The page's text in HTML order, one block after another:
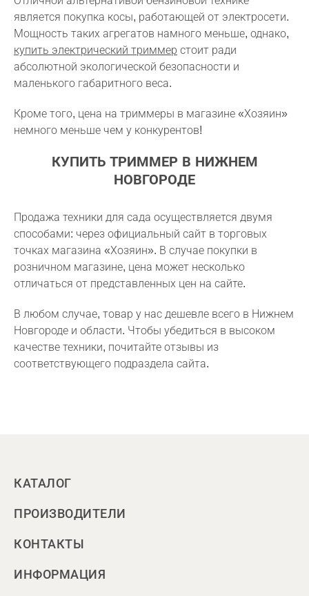
является покупка косы, работающей от электросети.
Мощность таких агрегатов намного меньше, однако,
купить электрический триммер стоит ради
абсолютной экологической безопасности и
маленького габаритного веса.
Кроме того, цена на триммеры в магазине «Хозяин»
немного меньше чем у конкурентов!
КУПИТЬ ТРИММЕР В НИЖНЕМ
НОВГОРОДЕ
Продажа техники для сада осуществляется двумя
способами: через официальный сайт в торговых
точках магазина «Хозяин». В случае покупки в
розничном магазине, цена может несколько
отличаться от представленных цен на сайте.
В любом случае, товар у нас дешевле всего в Нижнем
Новгороде и области. Чтобы убедиться в высоком
качестве техники, почитайте отзывы из
соответствующего подраздела сайта.
КАТАЛОГ
ПРОИЗВОДИТЕЛИ
КОНТАКТЫ
ИНФОРМАЦИЯ